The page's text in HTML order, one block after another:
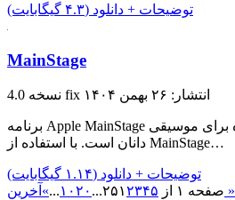
توضیحات + دانلود (۴.۳ گیگابایت)
MainStage
نسخه 4.0 fix انتشار: ۲۶ بهمن ۱۴۰۴
برنامه Apple MainStage ابزار اجراگر موسیقی زنده برای موسیقی
دانان است. با استفاده از MainStage…
توضیحات + دانلود (۱.۱۴ گیگابایت)
صفحه ۱ از ۲۵
۱۲۳۴۵ ... ۱۰۲۰ ...
» آخرین »